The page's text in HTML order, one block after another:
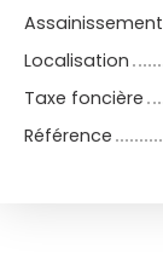
Assainissement
Localisation
Taxe foncière
Référence